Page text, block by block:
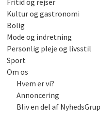
Fritid og rejser
Kultur og gastronomi
Bolig
Mode og indretning
Personlig pleje og livsstil
Sport
Om os
Hvem er vi?
Annoncering
Bliv en del af